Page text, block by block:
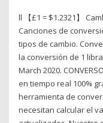
ll 【£1 = $1.2321】
Canciones de
tipos de cambio.
la conversión de 1
March 2020.
en tiempo real 100%
herramienta de
necesitan calcular el